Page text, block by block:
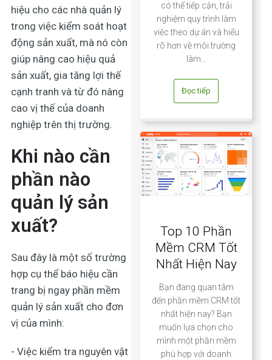
hiệu cho các nhà quản lý
trong việc kiểm soát hoạt
động sản xuất, mà nó còn
giúp nâng cao hiệu quả
sản xuất, gia tăng lợi thế
cạnh tranh và từ đó nâng
cao vị thế của doanh
nghiệp trên thị trường.
Khi nào cần
phần nào
quản lý sản
xuất?
Sau đây là một số trường
hợp cụ thể báo hiệu cần
trang bị ngay phần mềm
quản lý sản xuấtcho đơn
vị của mình:
- Việc kiểm tra nguyên vật
có thể tiếp cận, trải
nghiệm quy trình làm
việc theo dự án và hiểu
rõ hơn về môi trường
làm…
Đọc tiếp
Top 10 Phần
Mềm CRM Tốt
Nhất Hiện Nay
Bạn đang quan tâm
đến phần mềm CRM tốt
nhất hiện nay? Bạn
muốn lựa chọn cho
mình một phần mềm
phù hợp với doanh